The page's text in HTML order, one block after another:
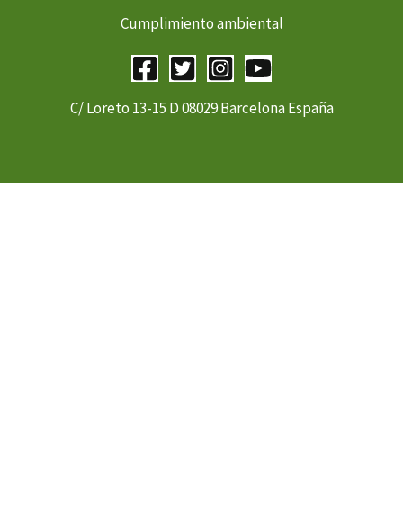
Cumplimiento ambiental
C/ Loreto 13-15 D 08029 Barcelona España